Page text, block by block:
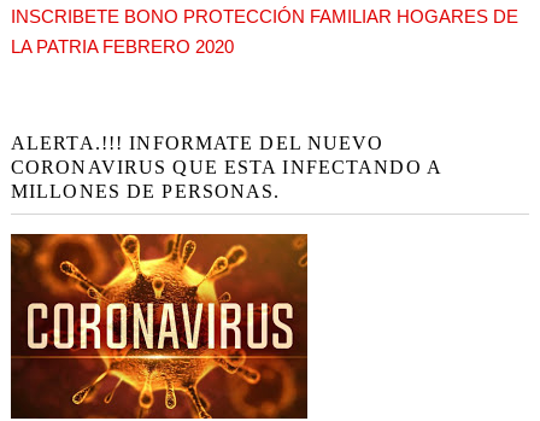
INSCRIBETE BONO PROTECCIÓN FAMILIAR HOGARES DE
LA PATRIA FEBRERO 2020
ALERTA.!!! INFORMATE DEL NUEVO
CORONAVIRUS QUE ESTA INFECTANDO A
MILLONES DE PERSONAS.